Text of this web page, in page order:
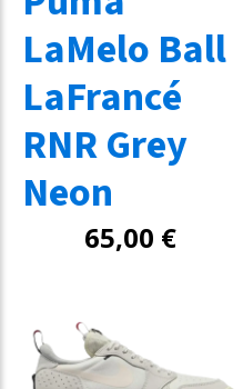
LaMelo Ball
LaFrancé
RNR Grey
Neon
65,00 €